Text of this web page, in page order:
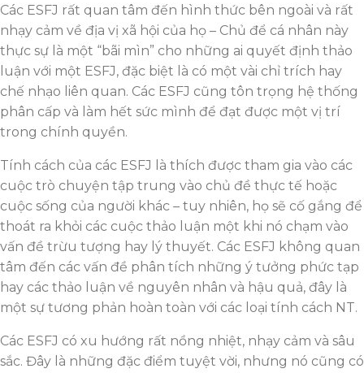
Các ESFJ rất quan tâm đến hình thức bên ngoài và rất
nhạy cảm về địa vị xã hội của họ – Chủ để cá nhân này
thực sự là một “bãi mìn” cho những ai quyết định thảo
luận với một ESFJ, đặc biệt là có một vài chỉ trích hay
chế nhạo liên quan. Các ESFJ cũng tôn trọng hệ thống
phân cấp và làm hết sức mình để đạt được một vị trí
trong chính quyền.
Tính cách của các ESFJ là thích được tham gia vào các
cuộc trò chuyện tập trung vào chủ đề thực tế hoặc
cuộc sống của người khác – tuy nhiên, họ sẽ cố gắng để
thoát ra khỏi các cuộc thảo luận một khi nó chạm vào
vấn đề trừu tượng hay lý thuyết. Các ESFJ không quan
tâm đến các vấn đề phân tích những ý tưởng phức tạp
hay các thảo luận về nguyên nhân và hậu quả, đây là
một sự tương phản hoàn toàn với các loại tính cách NT.
Các ESFJ có xu hướng rất nồng nhiệt, nhạy cảm và sâu
sắc. Đây là những đặc điểm tuyệt vời, nhưng nó cũng có